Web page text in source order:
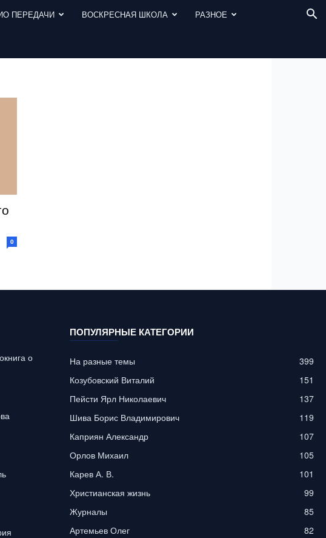
ПЕРЕДАЧИ ВОСКРЕСНАЯ ШКОЛА РАЗНОЕ
0
о
ПОПУЛЯРНЫЕ КАТЕГОРИИ
На разные темы
399
Козубовский Виталий
151
Пейсти Ярл Николаевич
137
Шива Борис Владимирович
119
Каприян Александр
107
Орлов Михаил
105
Карев А. В.
101
Христианская жизнь
99
Журналы
85
Артемьев Олег
82